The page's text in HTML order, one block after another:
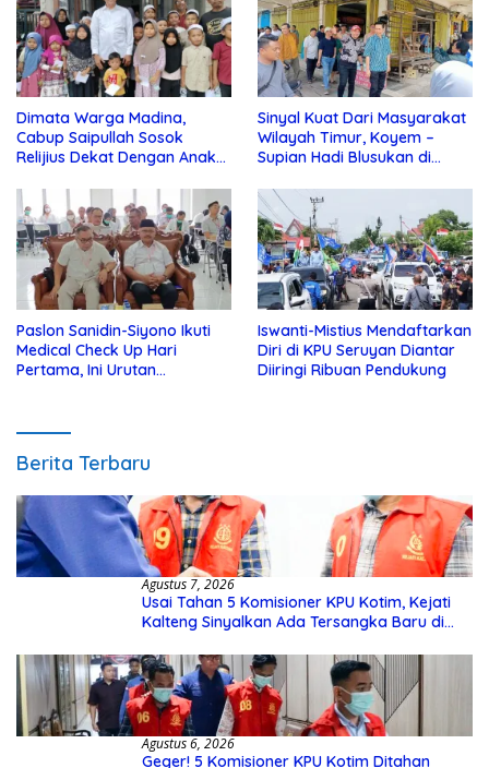
Dimata Warga Madina,
Cabup Saipullah Sosok
Relijius Dekat Dengan Anak
Sinyal Kuat Dari Masyarakat
Wilayah Timur, Koyem –
Supian Hadi Blusukan di
Paslon Sanidin-Siyono Ikuti
Medical Check Up Hari
Pertama, Ini Urutan
Iswanti-Mistius Mendaftarkan
Diri di KPU Seruyan Diantar
Diiringi Ribuan Pendukung
Berita Terbaru
Agustus 7, 2026
Usai Tahan 5 Komisioner KPU Kotim, Kejati
Kalteng Sinyalkan Ada Tersangka Baru di
Agustus 6, 2026
Geger! 5 Komisioner KPU Kotim Ditahan